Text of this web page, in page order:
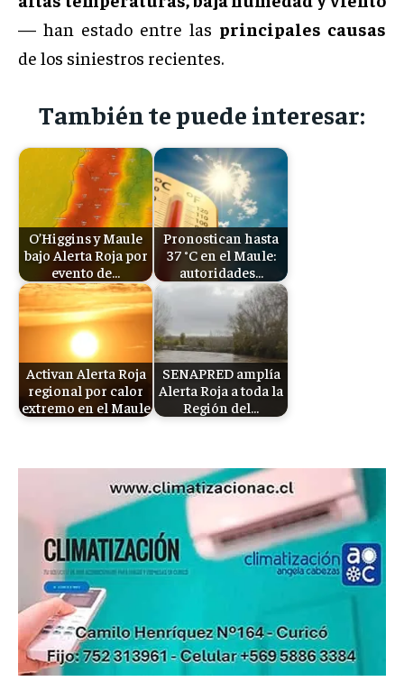
— han estado entre las principales causas
de los siniestros recientes.
También te puede interesar:
O’Higgins y Maule
bajo Alerta Roja por
evento de…
Pronostican hasta
37 °C en el Maule:
autoridades…
Activan Alerta Roja
regional por calor
extremo en el Maule
SENAPRED amplía
Alerta Roja a toda la
Región del…